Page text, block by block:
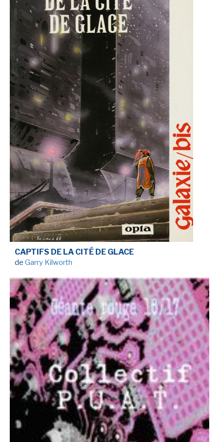
LE MOT DES ÉDITIONS ACTUSF
VOIR TOUTES LES RUBRIQUES
BD JEUNESSE
LIVRE FILM
SÉRIE TV
ÉVÉNEMENTS
CONVENTION
SPECTACLE
DÉBAT
EMISSION
AUTEURS&ÉDITEURS
AUTEURS & ARTISTES
EDITEURS & COLLECTIONS
LES PARUTIONS/SORTIES
CAPTIFS DE LA CITÉ DE GLACE
de Garry Kilworth